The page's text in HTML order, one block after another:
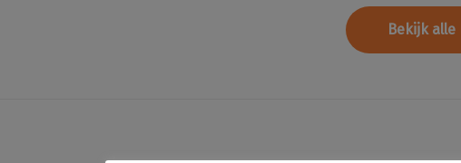
Bekijk